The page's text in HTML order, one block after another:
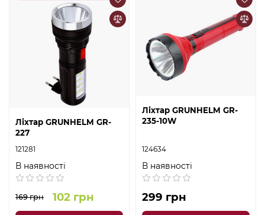
Ліхтар GRUNHELM GR-
227
121281
В наявності
169 грн 102 грн
Ліхтар GRUNHELM GR-
235-10W
124634
В наявності
299 грн